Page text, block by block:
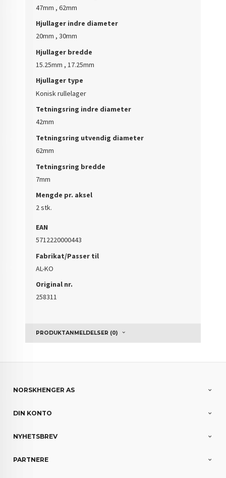
47mm , 62mm
Hjullager indre diameter
20mm , 30mm
Hjullager bredde
15.25mm , 17.25mm
Hjullager type
Konisk rullelager
Tetningsring indre diameter
42mm
Tetningsring utvendig diameter
62mm
Tetningsring bredde
7mm
Mengde pr. aksel
2 stk.
EAN
5712220000443
Fabrikat/Passer til
AL-KO
Original nr.
258311
PRODUKTANMELDELSER (0)
NORSKHENGER AS
DIN KONTO
NYHETSBREV
PARTNERE